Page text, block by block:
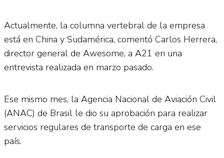
Actualmente, la columna vertebral de la empresa
está en China y Sudamérica, comentó Carlos Herrera,
director general de Awesome, a A21 en una
entrevista realizada en marzo pasado.
Ese mismo mes, la Agencia Nacional de Aviación Civil
(ANAC) de Brasil le dio su aprobación para realizar
servicios regulares de transporte de carga en ese
país.